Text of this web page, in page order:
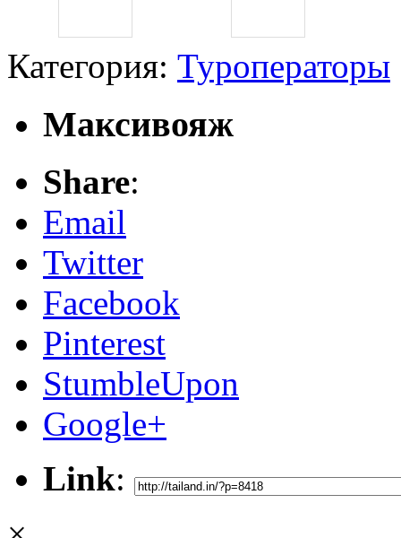
Категория: Туроператоры
Максивояж
Share:
Email
Twitter
Facebook
Pinterest
StumbleUpon
Google+
Link: